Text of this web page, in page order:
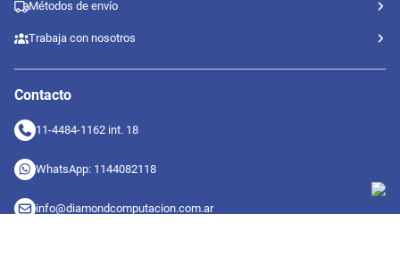
Métodos de envío
Trabaja con nosotros
Contacto
11-4484-1162 int. 18
WhatsApp: 1144082118
info@diamondcomputacion.com.ar